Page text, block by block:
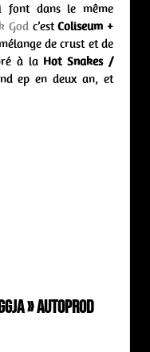
font dans le même
God c’estColiseum +
de crust et de
à la Hot Snakes /
ep en deux an, et
» Autoprod